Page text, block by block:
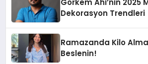
Görkem Ahi’nin 2025
Dekorasyon Trendleri
Ramazanda Kilo
Beslenin!